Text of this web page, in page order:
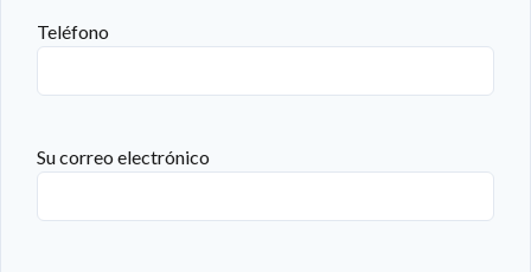
Teléfono
Su correo electrónico